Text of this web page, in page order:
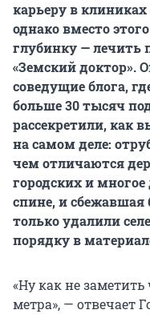
карьеру в клиниках
однако вместо
глубинку — лечить
«Земский доктор».
соведущие блога,
больше 30 тысяч
рассекретили, как
на самом деле:
чем отличаются
городских и
спине, и сбежавшая
только удалили
порядку в
«Ну как не
метра», — отвечает